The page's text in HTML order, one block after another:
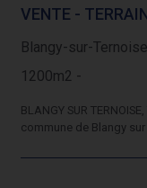
VENTE -
Blangy-sur-
1200m2 -
BLANGY SUR
commune de Blangy sur